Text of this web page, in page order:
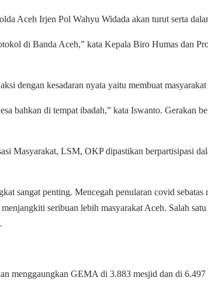
Aceh Irjen Pol Wahyu Widada akan turut serta
di Banda Aceh,” kata Kepala Biro Humas dan
dengan kesadaran nyata yaitu membuat
bahkan di tempat ibadah,” kata Iswanto. Gerakan
Masyarakat, LSM, OKP dipastikan berpartisipasi
sangat penting. Mencegah penularan covid
seribuan lebih masyarakat Aceh. Salah
GEMA di 3.883 mesjid dan di 6.497